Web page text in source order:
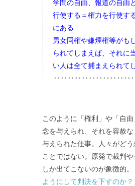
学問の自由、報道の自由
行使する＝権力を行使す
にある
男女同権や嫌煙権等がも
られてしまえば、それに
い人は全て捕まえられて
･･････････････････････
このように「権利」や「自
念を与えられ、それを容赦
与えられた仕事。人々がど
ことではない。原発で裁判
しか出てこないのが象徴的
ようにして判決を下すのか？